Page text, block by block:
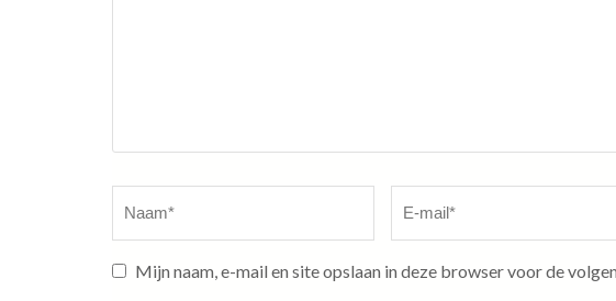
mail*
Mijn naam, e-mail en site opslaan in deze browser voor de